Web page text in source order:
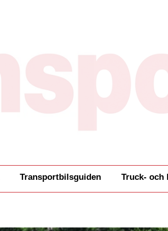
Transportbilsguiden Truck- och